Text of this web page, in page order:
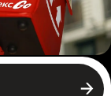
Россия